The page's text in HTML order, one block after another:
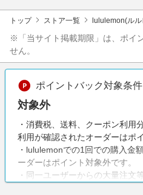
トップ ストア一覧 lululemon(ル
※「当サイト掲載期限」は、ポイ
せん。
ポイントバック対象条件
対象外
・消費税、送料、クーポン利用
利用が確認されたオーダーはポ
・lululemonでの1回での購入金
ーダーはポイント対象外です。
・同一ユーザーからの大量注文